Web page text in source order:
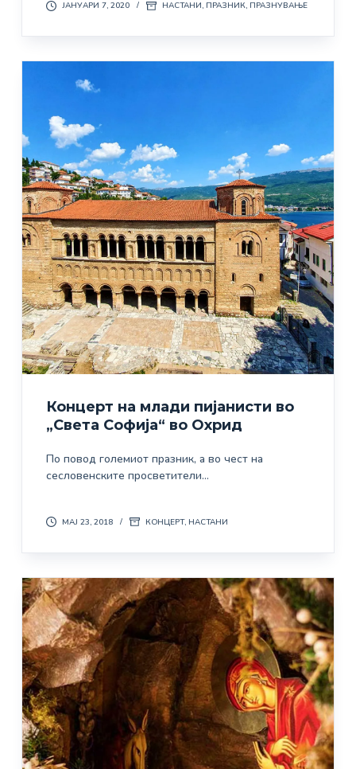
ЈАНУАРИ 7, 2020 НАСТАНИ, ПРАЗНИК, ПРАЗНУВАЊЕ
Концерт на млади пијанисти во
„Света Софија“ во Охрид
По повод големиот празник, а во чест на
сесловенските просветители…
МАЈ 23, 2018 КОНЦЕРТ, НАСТАНИ